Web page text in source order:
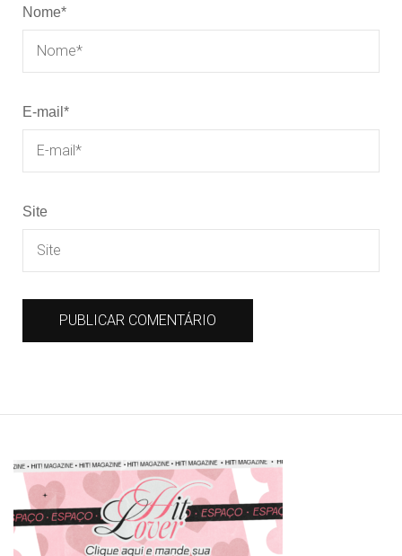
Nome*
E-mail *
Site